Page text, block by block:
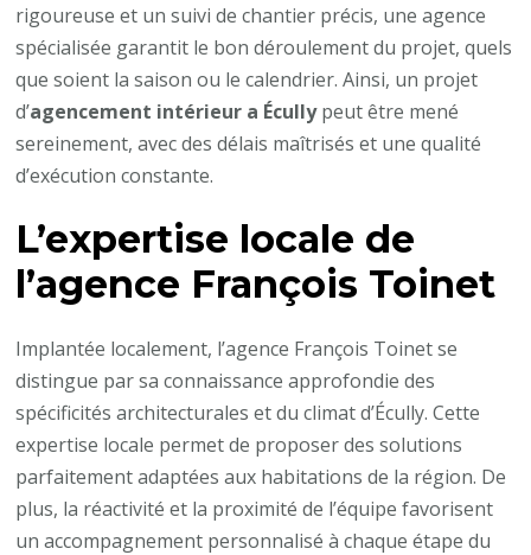
rigoureuse et un suivi de chantier précis, une agence
spécialisée garantit le bon déroulement du projet, quels
que soient la saison ou le calendrier. Ainsi, un projet
d’agencement intérieur a Écullypeut être mené
sereinement, avec des délais maîtrisés et une qualité
d’exécution constante.
L’expertise locale de
l’agence François Toinet
Implantée localement, l’agence François Toinet se
distingue par sa connaissance approfondie des
spécificités architecturales et du climat d’Écully. Cette
expertise locale permet de proposer des solutions
parfaitement adaptées aux habitations de la région. De
plus, la réactivité et la proximité de l’équipe favorisent
un accompagnement personnalisé à chaque étape du